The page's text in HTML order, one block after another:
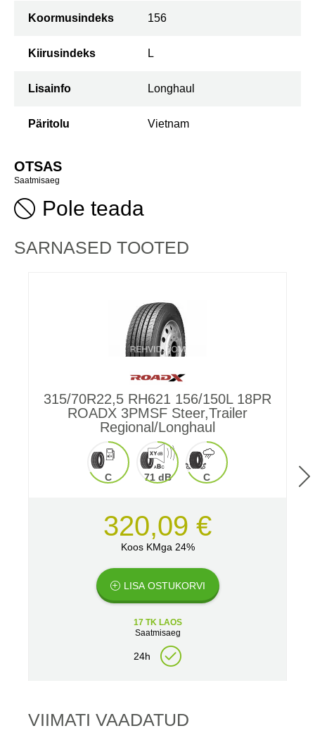
Koormusindeks 156
Kiirusindeks L
Lisainfo Longhaul
Päritolu Vietnam
OTSAS
Saatmisaeg
Pole teada
SARNASED TOOTED
315/70R22,5 RH621 156/150L 18PR
ROADX 3PMSF Steer,Trailer
Regional/Longhaul
C 71 dB C
320,09 €
Koos KMga 24%
LISA OSTUKORVI
17 TK LAOS
Saatmisaeg
24h
VIIMATI VAADATUD